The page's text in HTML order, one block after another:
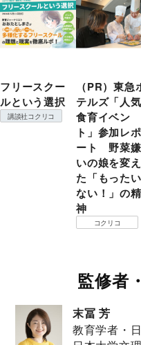
フリースクー
ルという選択
講談社コクリコ
（PR）東急
テルズ「人気
食育イベン
ト」参加レポ
ート 野菜嫌
いの娘を変え
た「もったい
ない！」の精
神
コクリコ
監修者
末冨 芳
教育学者・